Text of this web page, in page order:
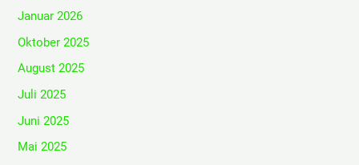
Januar 2026
Oktober 2025
August 2025
Juli 2025
Juni 2025
Mai 2025